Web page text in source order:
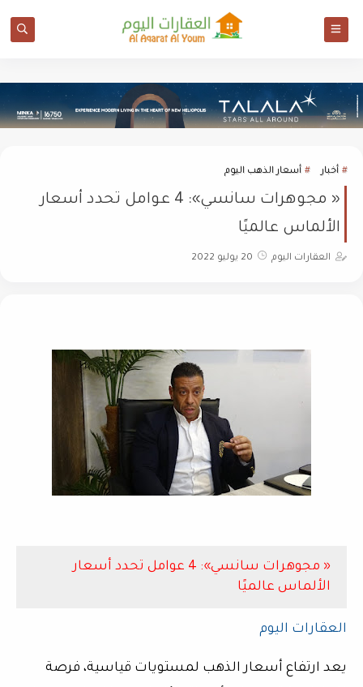
أخبار أسعار الذهب اليوم
« مجوهرات سانسي»: 4 عوامل تحدد أسعار
الألماس عالميًا
العقارات اليوم 20 يوليو 2022
« مجوهرات سانسي»: 4 عوامل تحدد أسعار
الألماس عالميًا
العقارات اليوم
يعد ارتفاع أسعار الذهب لمستويات قياسية، فرصة